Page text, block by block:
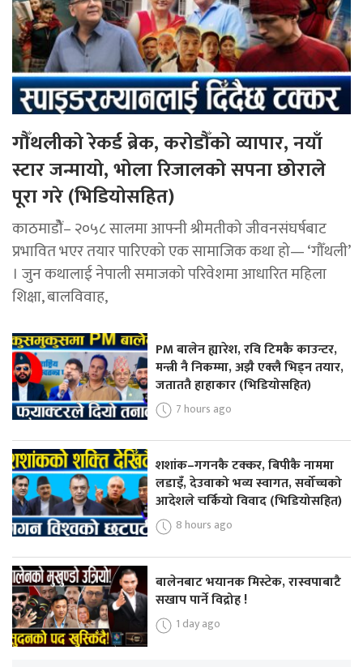
गौँथलीको रेकर्ड ब्रेक, करोडौँको व्यापार, नयाँ
स्टार जन्मायो, भोला रिजालको सपना छोराले
पूरा गरे (भिडियोसहित)
काठमाडोैं– २०५८ सालमा आफ्नी श्रीमतीको जीवनसंघर्षबाट
प्रभावित भएर तयार पारिएको एक सामाजिक कथा हो— ‘गौँथली’
। जुन कथालाई नेपाली समाजको परिवेशमा आधारित महिला
शिक्षा, बालविवाह,
PM बालेन ह्यारेश, रवि टिमकै काउन्टर,
मन्त्री नै निकम्मा, अझै एक्लै भिड्न तयार,
जताततै हाहाकार (भिडियोसहित)
7 hours ago
शशांक–गगनकै टक्कर, बिपीकै नाममा
लडाइँ, देउवाको भव्य स्वागत, सर्वोच्चको
आदेशले चर्कियो विवाद (भिडियोसहित)
8 hours ago
बालेनबाट भयानक मिस्टेक, रास्वपाबाटै
सखाप पार्ने विद्रोह !
1 day ago